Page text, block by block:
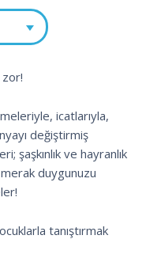
zor!
icatlarıyla,
değiştirmiş
şaşkınlık ve hayranlık
duygunuzu
tanıştırmak